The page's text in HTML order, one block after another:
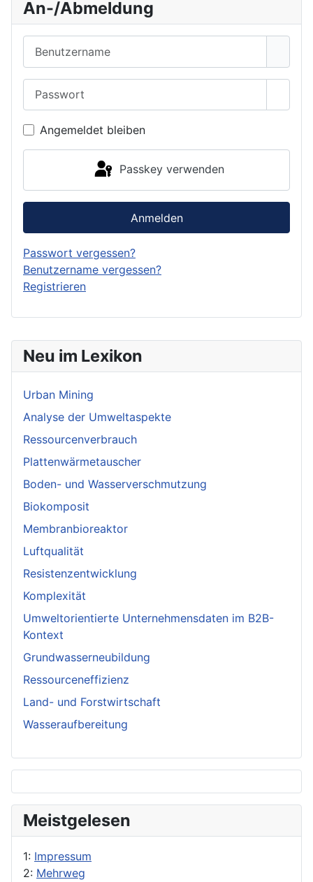
Neu im Lexikon
Urban Mining
Analyse der Umweltaspekte
Ressourcenverbrauch
Plattenwärmetauscher
Boden- und Wasserverschmutzung
Biokomposit
Membranbioreaktor
Luftqualität
Resistenzentwicklung
Komplexität
Umweltorientierte Unternehmensdaten im B2B-
Kontext
Grundwasserneubildung
Ressourceneffizienz
Land- und Forstwirtschaft
Wasseraufbereitung
Meistgelesen
1: Impressum
2: Mehrweg
An-/Abmeldung
Angemeldet bleiben
Passkey verwenden
Anmelden
Passwort vergessen?
Benutzername vergessen?
Registrieren